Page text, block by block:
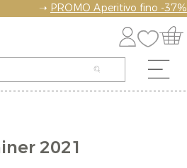
➝ PROMO Aperitivo fino -37%
2021